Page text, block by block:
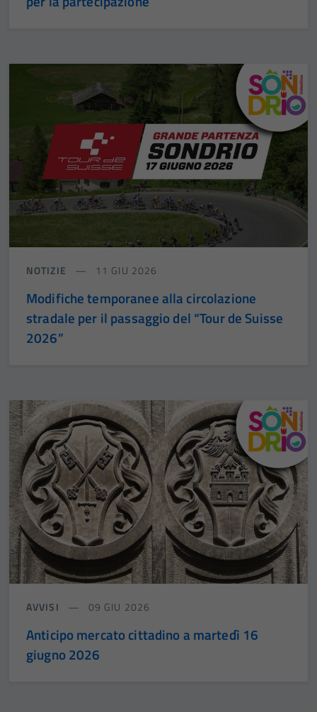
NOTIZIE 11 GIU 2026
Modifiche temporanee alla circolazione
stradale per il passaggio del “Tour de Suisse
2026”
AVVISI 09 GIU 2026
Anticipo mercato cittadino a martedì 16
giugno 2026